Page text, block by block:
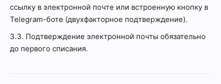
ссылку в электронной почте или встроенную кнопку в
Telegram-боте (двухфакторное подтверждение).
3.3. Подтверждение электронной почты обязательно
до первого списания.